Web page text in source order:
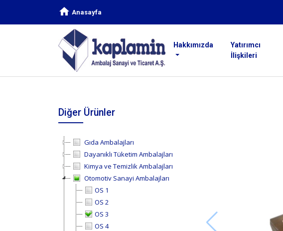
Anasayfa
Hakkımızda
Yatırımcı
İlişkileri
Diğer Ürünler
Gıda Ambalajları
Dayanıklı Tüketim Ambalajları
Kimya ve Temizlik Ambalajları
Otomotiv Sanayi Ambalajları
OS 1
OS 2
OS 3
OS 4